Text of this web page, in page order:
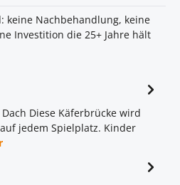
keine Nachbehandlung, keine
Investition die 25+ Jahre hält
Diese Käferbrücke wird
jedem Spielplatz. Kinder